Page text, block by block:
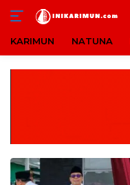
KARIMUN NATUNA